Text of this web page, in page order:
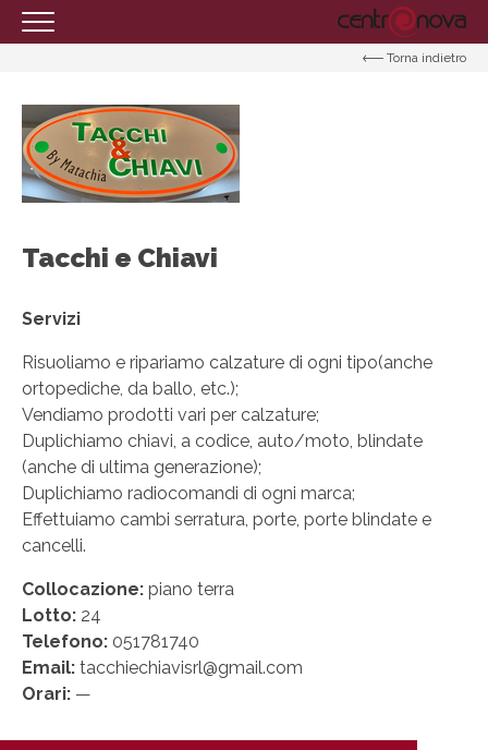
IL CENTRO
ORARI
COME RAGGIUNGERCI
EVENTI
SERVIZI
IL TUO BUSINESS AL CENTRO
CONTATTI
Torna indietro
Tacchi e Chiavi
Servizi
Risuoliamo e ripariamo calzature di ogni tipo(anche
ortopediche, da ballo, etc.);
Vendiamo prodotti vari per calzature;
Duplichiamo chiavi, a codice, auto/moto, blindate
(anche di ultima generazione);
Duplichiamo radiocomandi di ogni marca;
Effettuiamo cambi serratura, porte, porte blindate e
cancelli.
Collocazione: piano terra
Lotto: 24
Telefono: 051781740
Email: tacchiechiavisrl@gmail.com
Orari: —